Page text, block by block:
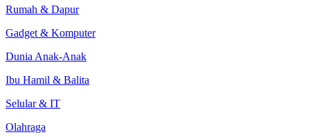
Rumah & Dapur
Gadget & Komputer
Dunia Anak-Anak
Ibu Hamil & Balita
Selular & IT
Olahraga